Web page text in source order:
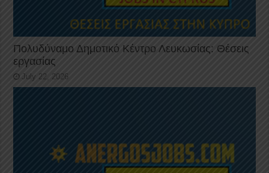
Πολυδύναμο Δημοτικό Κέντρο Λευκωσίας: Θέσεις
εργασίας
July 22, 2026